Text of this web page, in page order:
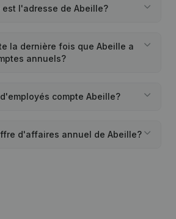
est l'adresse de Abeille?
la dernière fois que Abeille a
annuels?
compte Abeille?
d'affaires annuel de Abeille?